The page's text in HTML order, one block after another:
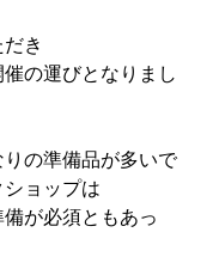
き
の運びとなりまし
の準備品が多いで
ョップは
が必須ともあっ